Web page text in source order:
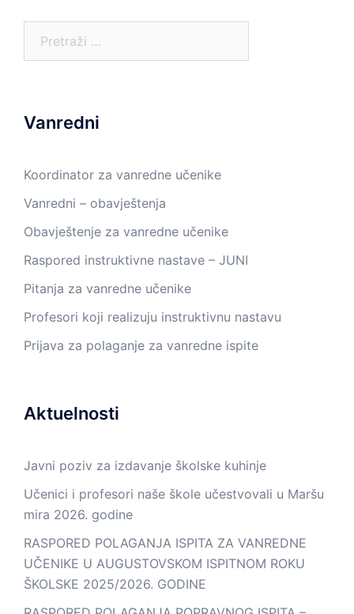
Vanredni
Koordinator za vanredne učenike
Vanredni – obavještenja
Obavještenje za vanredne učenike
Raspored instruktivne nastave – JUNI
Pitanja za vanredne učenike
Profesori koji realizuju instruktivnu nastavu
Prijava za polaganje za vanredne ispite
Aktuelnosti
Javni poziv za izdavanje školske kuhinje
Učenici i profesori naše škole učestvovali u Maršu
mira 2026. godine
RASPORED POLAGANJA ISPITA ZA VANREDNE
UČENIKE U AUGUSTOVSKOM ISPITNOM ROKU
ŠKOLSKE 2025/2026. GODINE